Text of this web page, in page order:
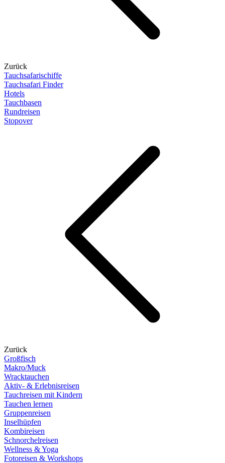
Zurück
Tauchsafarischiffe
Tauchsafari Finder
Hotels
Tauchbasen
Rundreisen
Stopover
Zurück
Großfisch
Makro/Muck
Wracktauchen
Aktiv- & Erlebnisreisen
Tauchreisen mit Kindern
Tauchen lernen
Gruppenreisen
Inselhüpfen
Kombireisen
Schnorchelreisen
Wellness & Yoga
Fotoreisen & Workshops